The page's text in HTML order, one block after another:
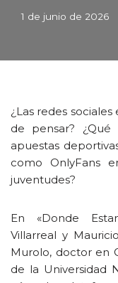
1 de junio de 2026
¿Las redes
de pensar?
apuestas
como OnlyFans
juventudes?
En «Donde
Villarreal y
Murolo, doctor en
de la Universidad